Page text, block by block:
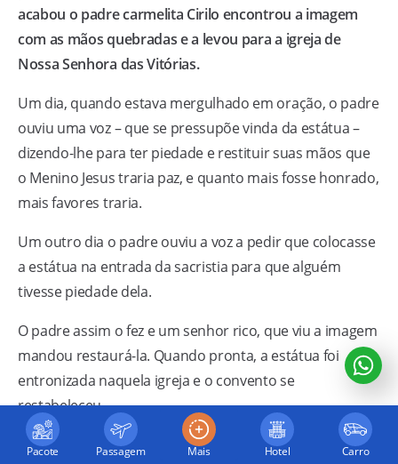
acabou o padre carmelita Cirilo encontrou a imagem
com as mãos quebradas e a levou para a igreja de
Nossa Senhora das Vitórias.
Um dia, quando estava mergulhado em oração, o padre
ouviu uma voz – que se pressupõe vinda da estátua –
dizendo-lhe para ter piedade e restituir suas mãos que
o Menino Jesus traria paz, e quanto mais fosse honrado,
mais favores traria.
Um outro dia o padre ouviu a voz a pedir que colocasse
a estátua na entrada da sacristia para que alguém
tivesse piedade dela.
O padre assim o fez e um senhor rico, que viu a imagem
mandou restaurá-la. Quando pronta, a estátua foi
entronizada naquela igreja e o convento se
restabeleceu.
Esse milagre tornou-se conhecido e toda a redondeza
Pacote Passagem Hotel Carro
Mais